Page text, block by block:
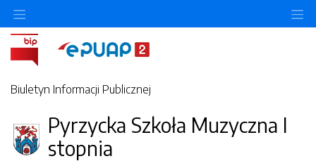
Biuletyn Informacji Publicznej
Pyrzycka Szkoła Muzyczna I
stopnia